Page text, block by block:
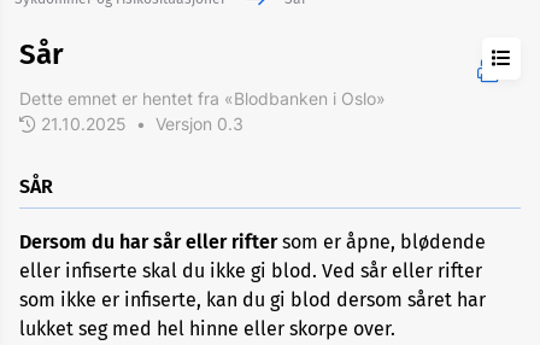
Allergi
Sår
Dette emnet er hentet fra «Blodbanken i Oslo»
21.10.2025
• Versjon 0.3
SÅR
Dersom du har sår eller riftersom er åpne, blødende
eller infiserte skal du ikke gi blod. Ved sår eller rifter
som ikke er infiserte, kan du gi blod dersom såret har
lukket seg med hel hinne eller skorpe over.